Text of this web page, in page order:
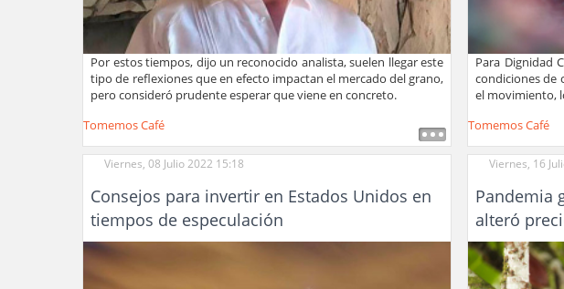
Por estos tiempos, dijo un reconocido analista, suelen llegar este
tipo de reflexiones que en efecto impactan el mercado del grano,
pero consideró prudente esperar que viene en concreto.
Tomemos Café
Para Dignidad
condiciones de
el movimiento,
Tomemos Café
Viernes, 08 Julio 2022 15:18
Consejos para invertir en Estados Unidos en
tiempos de especulación
Viernes, 16
Pandemia
alteró